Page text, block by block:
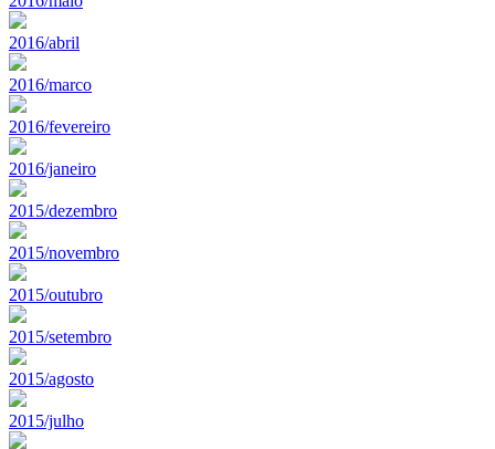
2016/abril
2016/marco
2016/fevereiro
2016/janeiro
2015/dezembro
2015/novembro
2015/outubro
2015/setembro
2015/agosto
2015/julho